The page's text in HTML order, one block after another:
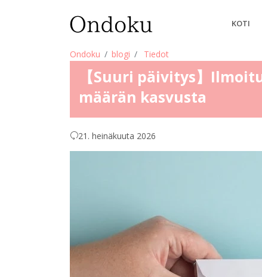
KOTI
Ondoku blogi Tiedot
【Suuri päivitys】
määrän kasvusta
21. heinäkuuta 2026